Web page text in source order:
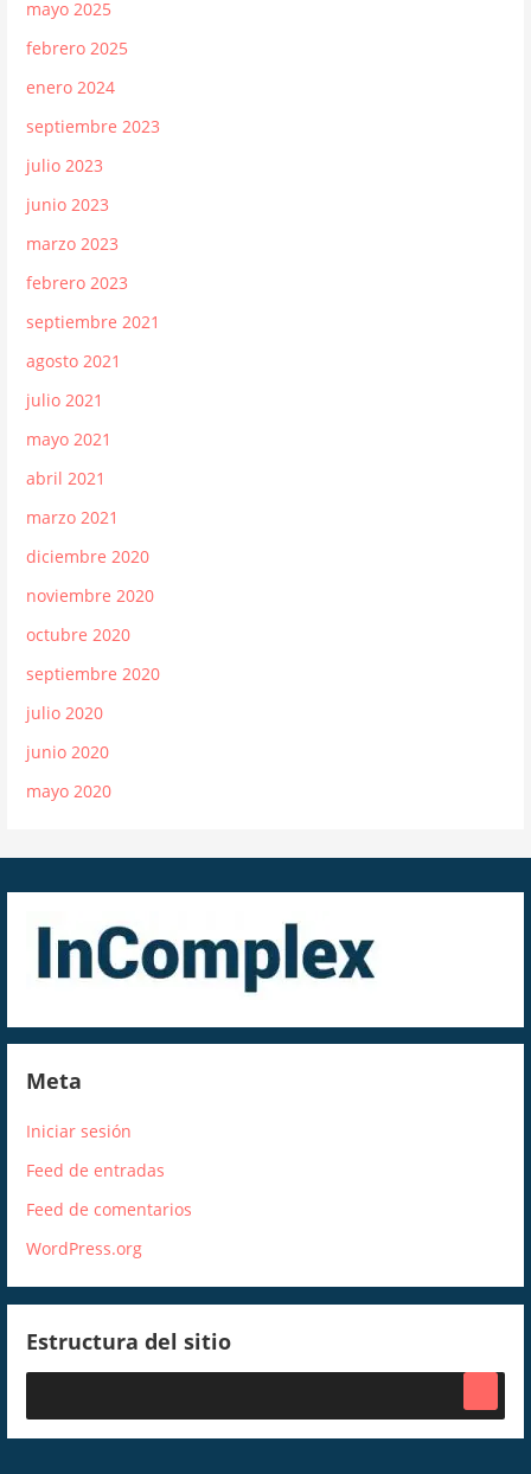
mayo 2025
febrero 2025
enero 2024
septiembre 2023
julio 2023
junio 2023
marzo 2023
febrero 2023
septiembre 2021
agosto 2021
julio 2021
mayo 2021
abril 2021
marzo 2021
diciembre 2020
noviembre 2020
octubre 2020
septiembre 2020
julio 2020
junio 2020
mayo 2020
Meta
Iniciar sesión
Feed de entradas
Feed de comentarios
WordPress.org
Estructura del sitio